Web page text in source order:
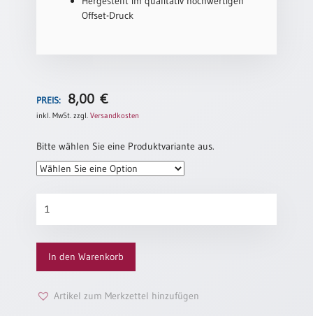
Urkunden
Neuerscheinungen
Themen
Anlässe
Patenamt
Trauung
Offset-Druck
PREIS: 8,00€
inkl. MwSt. zzgl.Versandkosten
Bitte wählen Sie eine Produktvariante aus.
Neutrale
Urkunden
Menge
In den Warenkorb
Artikel zum Merkzettel hinzufügen